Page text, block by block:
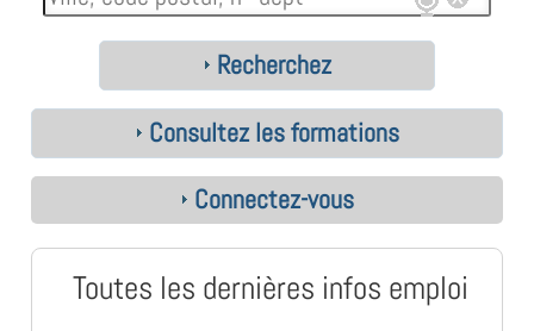
Recherchez
Consultez les formations
Connectez-vous
Toutes les dernières infos emploi